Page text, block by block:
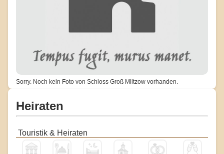
Sorry. Noch kein Foto von Schloss Groß Miltzow vorhanden.
Heiraten
Touristik & Heiraten